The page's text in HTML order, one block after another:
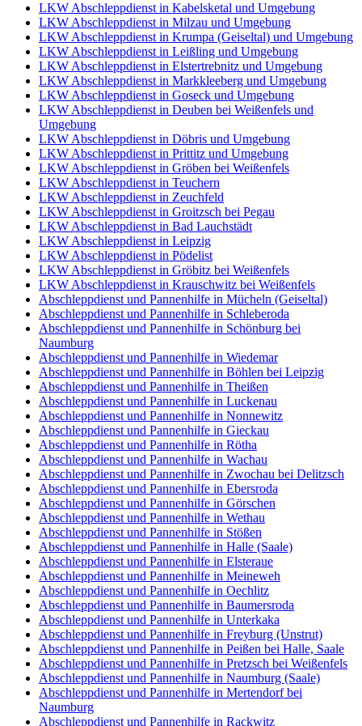
LKW Abschleppdienst in Kabelsketal und Umgebung
LKW Abschleppdienst in Milzau und Umgebung
LKW Abschleppdienst in Krumpa (Geiseltal) und Umgebung
LKW Abschleppdienst in Leißling und Umgebung
LKW Abschleppdienst in Elstertrebnitz und Umgebung
LKW Abschleppdienst in Markkleeberg und Umgebung
LKW Abschleppdienst in Goseck und Umgebung
LKW Abschleppdienst in Deuben bei Weißenfels und
Umgebung
LKW Abschleppdienst in Döbris und Umgebung
LKW Abschleppdienst in Prittitz und Umgebung
LKW Abschleppdienst in Gröben bei Weißenfels
LKW Abschleppdienst in Teuchern
LKW Abschleppdienst in Zeuchfeld
LKW Abschleppdienst in Groitzsch bei Pegau
LKW Abschleppdienst in Bad Lauchstädt
LKW Abschleppdienst in Leipzig
LKW Abschleppdienst in Pödelist
LKW Abschleppdienst in Gröbitz bei Weißenfels
LKW Abschleppdienst in Krauschwitz bei Weißenfels
Abschleppdienst und Pannenhilfe in Mücheln (Geiseltal)
Abschleppdienst und Pannenhilfe in Schleberoda
Abschleppdienst und Pannenhilfe in Schönburg bei
Naumburg
Abschleppdienst und Pannenhilfe in Wiedemar
Abschleppdienst und Pannenhilfe in Böhlen bei Leipzig
Abschleppdienst und Pannenhilfe in Theißen
Abschleppdienst und Pannenhilfe in Luckenau
Abschleppdienst und Pannenhilfe in Nonnewitz
Abschleppdienst und Pannenhilfe in Gieckau
Abschleppdienst und Pannenhilfe in Rötha
Abschleppdienst und Pannenhilfe in Wachau
Abschleppdienst und Pannenhilfe in Zwochau bei Delitzsch
Abschleppdienst und Pannenhilfe in Ebersroda
Abschleppdienst und Pannenhilfe in Görschen
Abschleppdienst und Pannenhilfe in Wethau
Abschleppdienst und Pannenhilfe in Stößen
Abschleppdienst und Pannenhilfe in Halle (Saale)
Abschleppdienst und Pannenhilfe in Elsteraue
Abschleppdienst und Pannenhilfe in Meineweh
Abschleppdienst und Pannenhilfe in Oechlitz
Abschleppdienst und Pannenhilfe in Baumersroda
Abschleppdienst und Pannenhilfe in Unterkaka
Abschleppdienst und Pannenhilfe in Freyburg (Unstrut)
Abschleppdienst und Pannenhilfe in Peißen bei Halle, Saale
Abschleppdienst und Pannenhilfe in Pretzsch bei Weißenfels
Abschleppdienst und Pannenhilfe in Naumburg (Saale)
Abschleppdienst und Pannenhilfe in Mertendorf bei
Naumburg
Abschleppdienst und Pannenhilfe in Rackwitz